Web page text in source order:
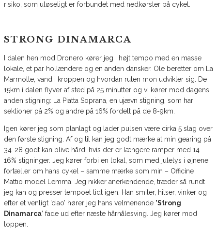
risiko, som uløseligt er forbundet med nedkørsler på cykel.
STRONG DINAMARCA
I dalen hen mod Dronero kører jeg i højt tempo med en masse
lokale, et par hollændere og en anden dansker. Ole beretter om La
Marmotte, vand i kroppen og hvordan ruten mon udvikler sig. De
15km i dalen flyver af sted på 25 minutter og vi kører mod dagens
anden stigning: La Piatta Soprana, en ujævn stigning, som har
sektioner på 2% og andre på 16% fordelt på de 8-9km.
Igen kører jeg som planlagt og lader pulsen være cirka 5 slag over
den første stigning. Af og til kan jeg godt mærke at min gearing på
34-28 godt kan blive hård, hvis der er længere ramper med 14-
16% stigninger. Jeg kører forbi en lokal, som med julelys i øjnene
fortæller om hans cykel – samme mærke som min – Officine
Mattio model Lemma. Jeg nikker anerkendende, træder så rundt
jeg kan og presser tempoet lidt igen. Han smiler, hilser, vinker og
efter et venligt ’ciao’ hører jeg hans velmenende ’Strong
Dinamarca’ fade ud efter næste hårnålesving. Jeg kører mod
toppen.